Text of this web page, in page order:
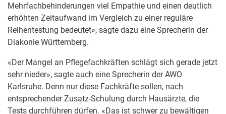
Mehrfachbehinderungen viel Empathie und einen deutlich
erhöhten Zeitaufwand im Vergleich zu einer reguläre
Reihentestung bedeutet», sagte dazu eine Sprecherin der
Diakonie Württemberg.
«Der Mangel an Pflegefachkräften schlägt sich gerade jetzt
sehr nieder», sagte auch eine Sprecherin der AWO
Karlsruhe. Denn nur diese Fachkräfte sollen, nach
entsprechender Zusatz-Schulung durch Hausärzte, die
Tests durchführen dürfen. «Das ist schwer zu bewältigen